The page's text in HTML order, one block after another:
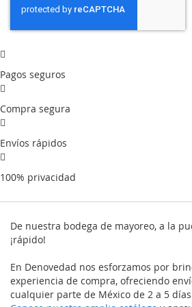
Pagos seguros
Compra segura
Envíos rápidos
100% privacidad
De nuestra bodega de mayoreo, a la
¡rápido!
En Denovedad nos esforzamos por
experiencia de compra, ofreciendo
cualquier parte de México de 2 a 5